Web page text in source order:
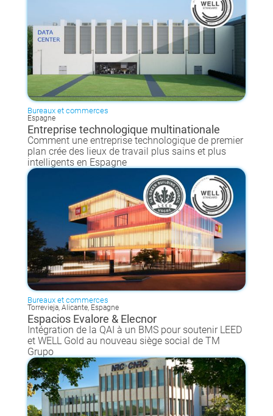
Bureaux et commerces
Espagne
Entreprise technologique multinationale
Comment une entreprise technologique de premier
plan crée des lieux de travail plus sains et plus
intelligents en Espagne
Bureaux et commerces
Torrevieja, Alicante, Espagne
Espacios Evalore & Elecnor
Intégration de la QAI à un BMS pour soutenir LEED
et WELL Gold au nouveau siège social de TM
Grupo